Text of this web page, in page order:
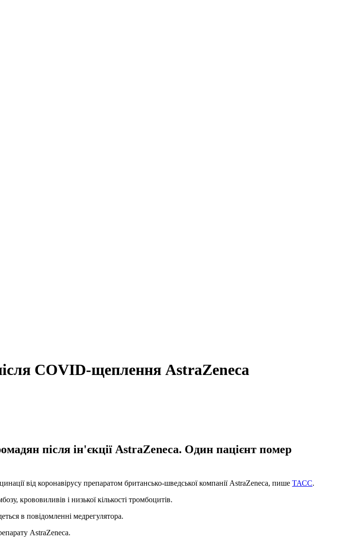
COVID-щеплення AstraZeneca
після ін'єкції AstraZeneca. Один пацієнт помер
від коронавірусу препаратом британсько-шведської компанії AstraZeneca, пише ТАСС.
крововиливів і низької кількості тромбоцитів.
в повідомленні медрегулятора.
AstraZeneca.